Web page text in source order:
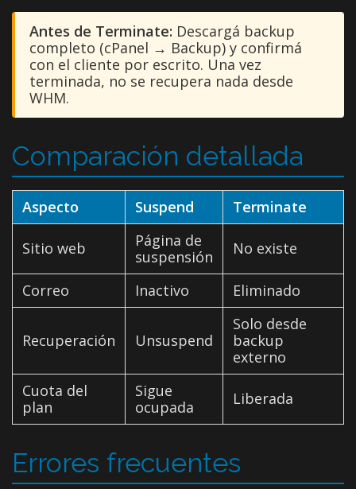
Antes de Terminate: Descargá backup
completo (cPanel → Backup) y confirmá
con el cliente por escrito. Una vez
terminada, no se recupera nada desde
WHM.
Comparación detallada
Aspecto Suspend Terminate
Sitio web
Página de
suspensión
No existe
Correo Inactivo Eliminado
Recuperación Unsuspend
Solo desde
backup
externo
Cuota del
plan
Sigue
ocupada
Liberada
Errores frecuentes